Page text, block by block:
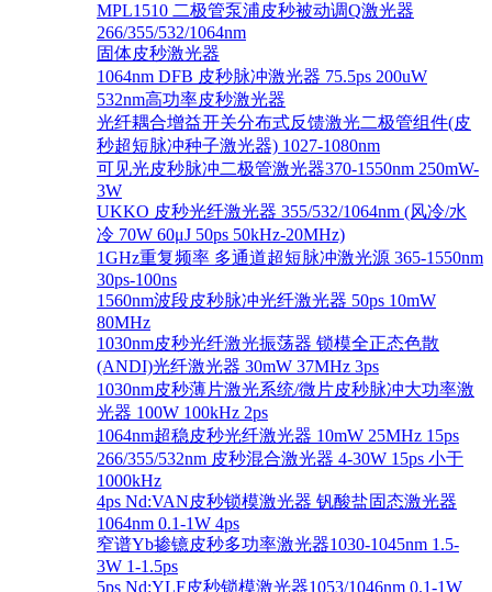
MPL1510 二极管泵浦皮秒被动调Q激光器
266/355/532/1064nm
固体皮秒激光器
1064nm DFB 皮秒脉冲激光器 75.5ps 200uW
532nm高功率皮秒激光器
光纤耦合增益开关分布式反馈激光二极管组件(皮
秒超短脉冲种子激光器) 1027-1080nm
可见光皮秒脉冲二极管激光器370-1550nm 250mW-
3W
UKKO 皮秒光纤激光器 355/532/1064nm (风冷/水
冷 70W 60μJ 50ps 50kHz-20MHz)
1GHz重复频率 多通道超短脉冲激光源 365-1550nm
30ps-100ns
1560nm波段皮秒脉冲光纤激光器 50ps 10mW
80MHz
1030nm皮秒光纤激光振荡器 锁模全正态色散
(ANDI)光纤激光器 30mW 37MHz 3ps
1030nm皮秒薄片激光系统/微片皮秒脉冲大功率激
光器 100W 100kHz 2ps
1064nm超稳皮秒光纤激光器 10mW 25MHz 15ps
266/355/532nm 皮秒混合激光器 4-30W 15ps 小于
1000kHz
4ps Nd:VAN皮秒锁模激光器 钒酸盐固态激光器
1064nm 0.1-1W 4ps
窄谱Yb掺镱皮秒多功率激光器1030-1045nm 1.5-
3W 1-1.5ps
5ps Nd:YLF皮秒锁模激光器1053/1046nm 0.1-1W